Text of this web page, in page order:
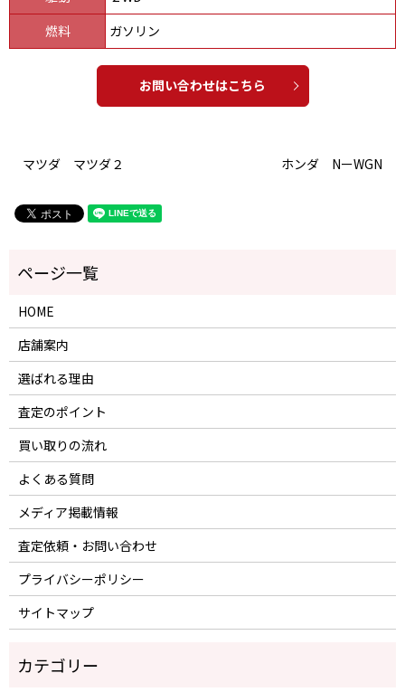
燃料
ガソリン
お問い合わせはこちら
マツダ マツダ２ ホンダ NーWGN
HOME
店舗案内
選ばれる理由
査定のポイント
買い取りの流れ
よくある質問
メディア掲載情報
査定依頼・お問い合わせ
プライバシーポリシー
サイトマップ